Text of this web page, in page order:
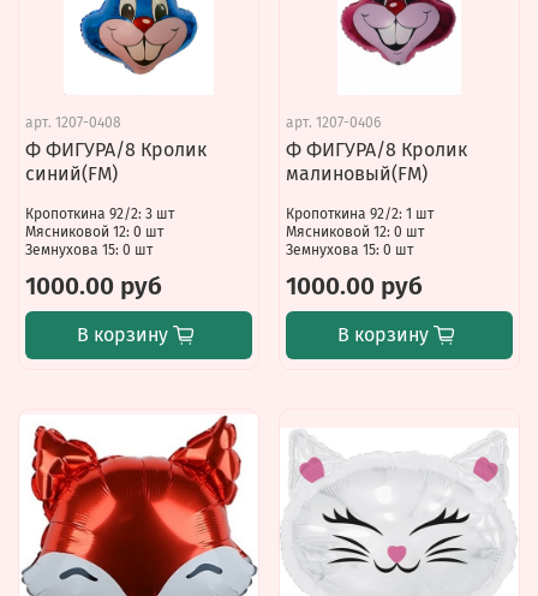
арт. 1207-0408
Ф ФИГУРА/8 Кролик
синий(FM)
Кропоткина 92/2: 3 шт
Мясниковой 12: 0 шт
Земнухова 15: 0 шт
1000.00 руб
В корзину
арт. 1207-0406
Ф ФИГУРА/8 Кролик
малиновый(FM)
Кропоткина 92/2: 1 шт
Мясниковой 12: 0 шт
Земнухова 15: 0 шт
1000.00 руб
В корзину